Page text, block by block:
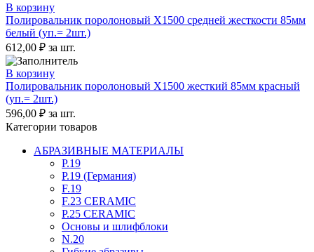
В корзину
Полировальник поролоновый X1500 средней жесткости 85мм
белый (уп.= 2шт.)
612,00 ₽ за шт.
В корзину
Полировальник поролоновый X1500 жесткий 85мм красный
(уп.= 2шт.)
596,00 ₽ за шт.
Категории товаров
АБРАЗИВНЫЕ МАТЕРИАЛЫ
P.19
P.19 (Германия)
F.19
F.23 CERAMIC
P.25 CERAMIC
Основы и шлифблоки
N.20